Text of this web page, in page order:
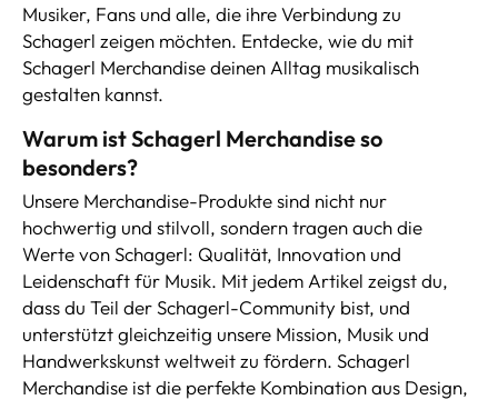
Musiker, Fans und alle, die ihre Verbindung zu
Schagerl zeigen möchten. Entdecke, wie du mit
Schagerl Merchandise deinen Alltag musikalisch
gestalten kannst.
Warum ist Schagerl Merchandise so
besonders?
Unsere Merchandise-Produkte sind nicht nur
hochwertig und stilvoll, sondern tragen auch die
Werte von Schagerl: Qualität, Innovation und
Leidenschaft für Musik. Mit jedem Artikel zeigst du,
dass du Teil der Schagerl-Community bist, und
unterstützt gleichzeitig unsere Mission, Musik und
Handwerkskunst weltweit zu fördern. Schagerl
Merchandise ist die perfekte Kombination aus Design,